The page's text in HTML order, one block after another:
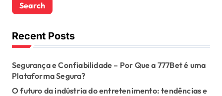
p
a
g
r
c
f
o
:
Recent Posts
Segurança e Confiabilidade – Por Que a 777Bet é uma
Plataforma Segura?
O futuro da indústria do entretenimento: tendências e